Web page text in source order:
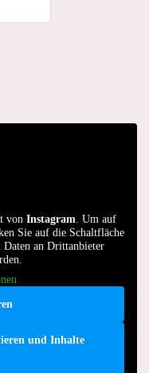
von Instagram. Um auf
Sie auf die Schaltfläche
Daten an Drittanbieter
und Inhalte